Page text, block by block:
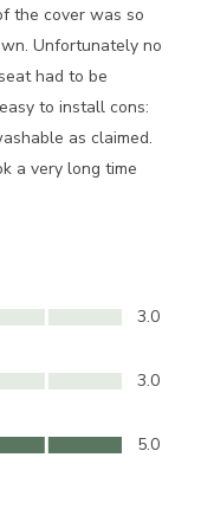
the cover was so
Unfortunately no
had to be
to install cons:
as claimed.
a very long time
3.0
3.0
5.0